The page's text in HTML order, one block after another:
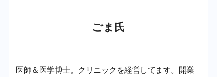
ごま氏
医師＆医学博士。クリニックを経営してます。開業